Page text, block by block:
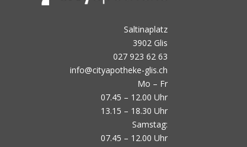
Saltinaplatz
3902 Glis
027 923 62 63
info@cityapotheke-glis.ch
Mo – Fr
07.45 – 12.00 Uhr
13.15 – 18.30 Uhr
Samstag:
07.45 – 12.00 Uhr